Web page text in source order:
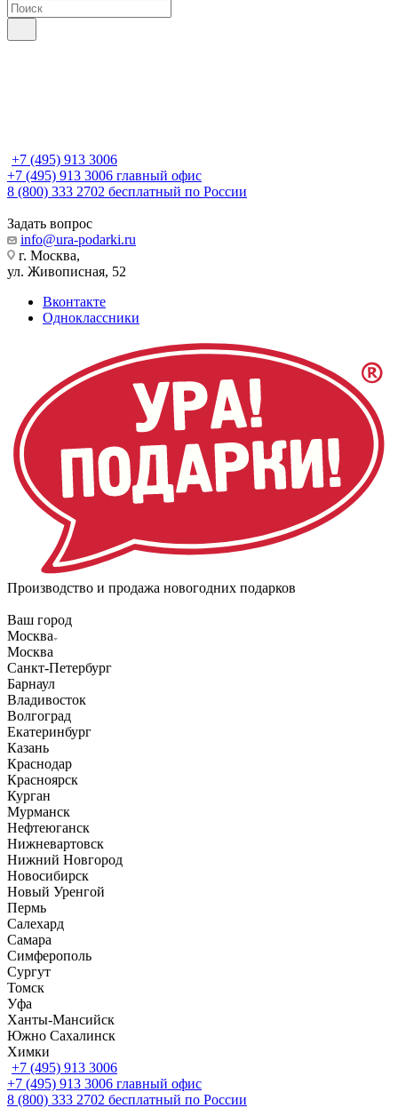
+7 (495) 913 3006
+7 (495) 913 3006 главный офис
8 (800) 333 2702 бесплатный по России
Задать вопрос
info@ura-podarki.ru
г. Москва,
ул. Живописная, 52
Вконтакте
Одноклассники
Производство и продажа новогодних подарков
Ваш город
Москва
Москва
Санкт-Петербург
Барнаул
Владивосток
Волгоград
Екатеринбург
Казань
Краснодар
Красноярск
Курган
Мурманск
Нефтеюганск
Нижневартовск
Нижний Новгород
Новосибирск
Новый Уренгой
Пермь
Салехард
Самара
Симферополь
Сургут
Томск
Уфа
Ханты-Мансийск
Южно Сахалинск
Химки
+7 (495) 913 3006
+7 (495) 913 3006 главный офис
8 (800) 333 2702 бесплатный по России